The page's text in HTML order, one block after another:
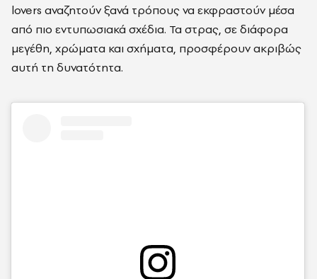
lovers αναζητούν ξανά τρόπους να εκφραστούν μέσα
από πιο εντυπωσιακά σχέδια. Τα στρας, σε διάφορα
μεγέθη, χρώματα και σχήματα, προσφέρουν ακριβώς
αυτή τη δυνατότητα.